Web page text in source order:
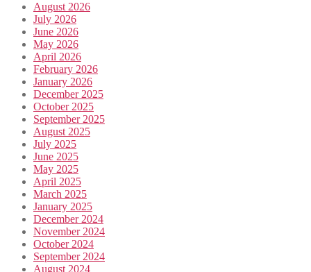
August 2026
July 2026
June 2026
May 2026
April 2026
February 2026
January 2026
December 2025
October 2025
September 2025
August 2025
July 2025
June 2025
May 2025
April 2025
March 2025
January 2025
December 2024
November 2024
October 2024
September 2024
August 2024